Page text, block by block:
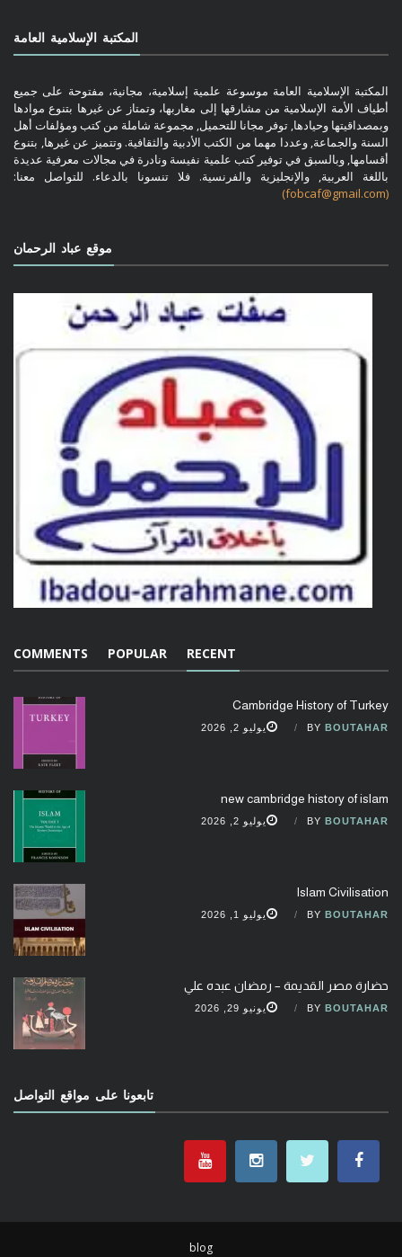
المكتبة الإسلامية العامة
المكتبة الإسلامية العامة موسوعة علمية إسلامية، مجانية، مفتوحة على جميع
أطياف الأمة الإسلامية من مشارقها إلى مغاربها، وتمتاز عن غيرها بتنوع موادها
وبمصداقيتها وحيادها, توفر مجانا للتحميل, مجموعة شاملة من كتب ومؤلفات أهل
السنة والجماعة, وعددا مهما من الكتب الأدبية والثقافية. وتتميز عن غيرها, بتنوع
أقسامها, وبالسبق في توفير كتب علمية نفيسة ونادرة في مجالات معرفية عديدة
باللغة العربية, والإنجليزية والفرنسية. فلا تنسونا بالدعاء. للتواصل معنا:
(fobcaf@gmail.com)
موقع عباد الرحمان
RECENT
POPULAR
COMMENTS
Cambridge History of Turkey
BY BOUTAHAR يوليو 2, 2026
new cambridge history of islam
BY BOUTAHAR يوليو 2, 2026
Islam Civilisation
BY BOUTAHAR يوليو 1, 2026
حضارة مصر القديمة – رمضان عبده علي
BY BOUTAHAR يونيو 29, 2026
تابعونا على مواقع التواصل
blog